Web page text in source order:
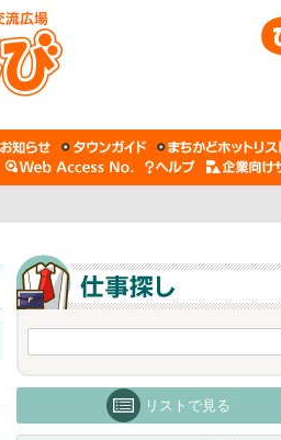
リストで見る